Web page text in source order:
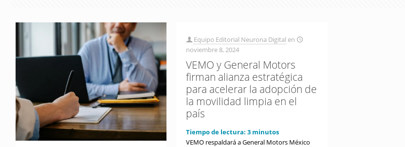
Equipo Editorial Neurona Digital en
noviembre 8, 2024
VEMO y General Motors
firman alianza estratégica
para acelerar la adopción de
la movilidad limpia en el
país
Tiempo de lectura:3 minutos
VEMO respaldará a General Motors México